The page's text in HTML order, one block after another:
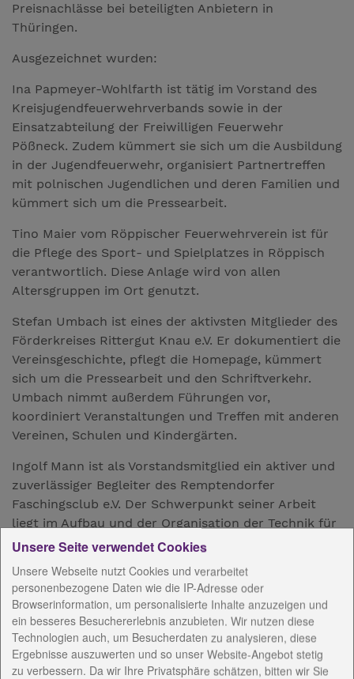
Preisnachlässe bei beteiligten Anbietern in
Thüringen.
Ausgezeichnet wurden:
Ina Papmeyer-Wohlfarth ist tätig im Vorstand des
Kreisjugendfeuerwehrverbands sowie in der
Einsatzabteilung der Freiwilligen Feuerwehr
Pößneck. Zudem kümmert sie sich um die Ausbildung
in der Jugendfeuerwehr, organisiert Partnertreffen
mit polnischen Jugendlichen und deren Familien und
kümmert sich um die Pressearbeit.
Tino Maier vom Röppischer Feuerwehrverein ist für
die Pflege des Sport- und Spielplatzes in Röppisch
verantwortlich. Diese Anlage wird von allen
Altersgruppen im Ort genutzt.
Stefan Umbach ist eines der aktivsten Mitglieder des
Förderkreises Rittergut Knau e.V. Er dokumentiert die
Vereinsgeschichte, pflegt die Homepage, kümmert
sich um die Pressearbeit und den Schriftverkehr.
Umbach nimmt außerdem Führungen vor,
koordiniert Veranstaltungen und Treffen mit anderen
Vereinen, Schulen und Kindergärten.
Ingolf Mann ist als Vorstandsmitglied ein aktiver und
zuverlässiger Begleiter des Remptendorfer
Faschingsclub e.V. Der Schwerpunkt seiner Arbeit
liegt im Aufbau und der Organisation der Technik für
alle Veranstaltungen. Elke Kuhnla engagiert sich als
e.V. sehr bei den Tanzgruppen, war 15 Jahre für die
Vereinskasse verantwortlich. Ihr Mann Manfred
Kuhnla ist beim selben Verein Gründungsmitglied der
Gesangsformation "Die verflixten 4", Mitbegründer
des Männerballetts und sitzt seit 25 Jahren im
Elferrat. Thomas Pasold ist Mitbegründer des
Unsere Seite verwendet Cookies
Unsere Webseite nutzt Cookies und verarbeitet
personenbezogene Daten wie die IP-Adresse oder
Browserinformation, um personalisierte Inhalte anzuzeigen und
ein besseres Besuchererlebnis anzubieten. Wir nutzen diese
Technologien auch, um Besucherdaten zu analysieren, diese
Ergebnisse auszuwerten und so unser Website-Angebot stetig
zu verbessern. Da wir Ihre Privatsphäre schätzen, bitten wir Sie